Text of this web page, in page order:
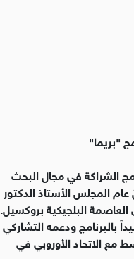
"بريما"
الشراكة في مجال البحث
"بريما" للفترة ما بين 2025-2027، وقَّعها أمينُ عام المجلس الأستاذ الدكتور
البلجيكية بروكسيل.
بالبرنامج ودعمه التشاركي
الاتحاد الأوروبي في